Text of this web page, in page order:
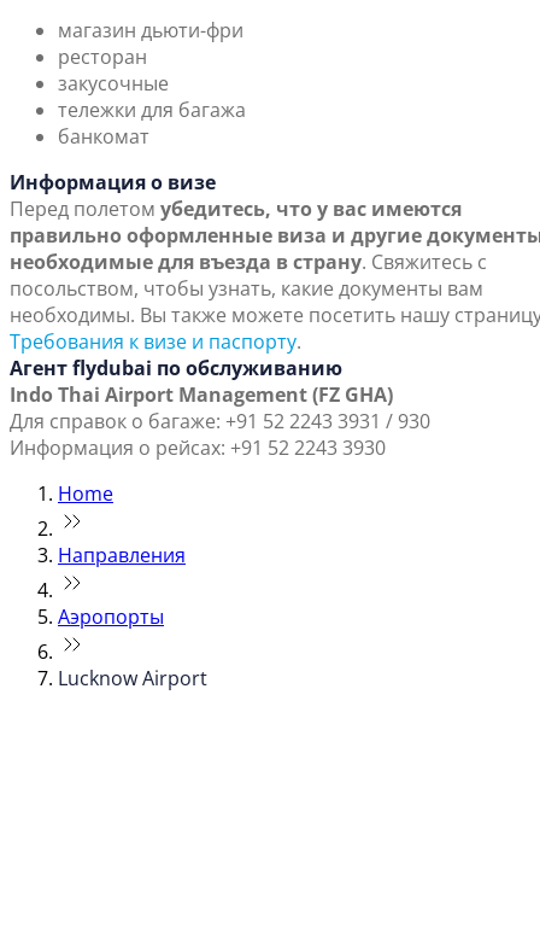
магазин дьюти-фри
ресторан
закусочные
тележки для багажа
банкомат
Информация о визе
Перед полетом убедитесь, что у вас имеются
правильно оформленные виза и другие
необходимые для въезда в страну. Свяжитесь с
посольством, чтобы узнать, какие документы вам
необходимы. Вы также можете посетить нашу
Требования к визе и паспорту.
Агент flydubai по обслуживанию
Indo Thai Airport Management (FZ GHA)
Для справок о багаже: +91 52 2243 3931 / 930
Информация о рейсах: +91 52 2243 3930
Home
Направления
Аэропорты
Lucknow Airport